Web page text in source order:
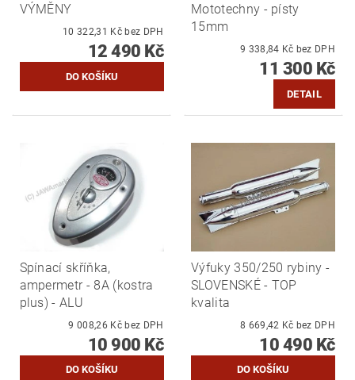
VÝMĚNY
10 322,31 Kč bez DPH
12 490 Kč
Mototechny - písty
15mm
9 338,84 Kč bez DPH
11 300 Kč
DETAIL
Spínací skříňka,
ampermetr - 8A (kostra
plus) - ALU
9 008,26 Kč bez DPH
10 900 Kč
Výfuky 350/250 rybiny -
SLOVENSKÉ - TOP
kvalita
8 669,42 Kč bez DPH
10 490 Kč